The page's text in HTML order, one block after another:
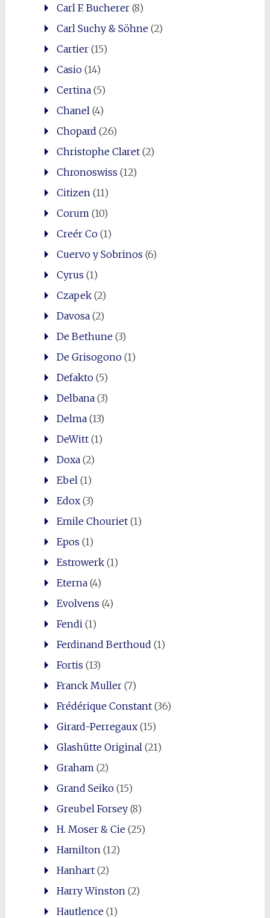
Carl F. Bucherer(8)
Carl Suchy & Söhne(2)
Cartier(15)
Casio(14)
Certina(5)
Chanel (4)
Chopard (26)
Christophe Claret(2)
Chronoswiss (12)
Citizen (11)
Corum (10)
Creér Co(1)
Cuervo y Sobrinos (6)
Cyrus (1)
Czapek(2)
Davosa(2)
De Bethune(3)
De Grisogono(1)
Defakto(5)
Delbana(3)
Delma(13)
DeWitt(1)
Doxa(2)
Ebel (1)
Edox(3)
Emile Chouriet(1)
Epos (1)
Estrowerk(1)
Eterna(4)
Evolvens (4)
Fendi (1)
Ferdinand Berthoud (1)
Fortis (13)
Franck Muller(7)
Frédérique Constant(36)
Girard-Perregaux(15)
Glashütte Original (21)
Graham (2)
Grand Seiko(15)
Greubel Forsey(8)
H. Moser & Cie(25)
Hamilton (12)
Hanhart(2)
Harry Winston (2)
Hautlence(1)